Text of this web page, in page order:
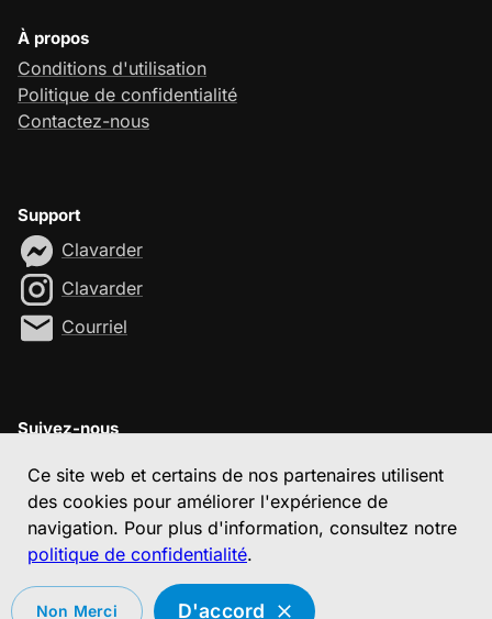
Ce site web et certains de nos partenaires utilisent
des cookies pour améliorer l'expérience de
navigation. Pour plus d'information, consultez notre
politique de confidentialité.
Non Merci D'accord
À propos
Conditions d'utilisation
Politique de confidentialité
Contactez-nous
Support
Clavarder
Clavarder
Courriel
Suivez-nous
Développé avec ❤️ au Québec (Canada)